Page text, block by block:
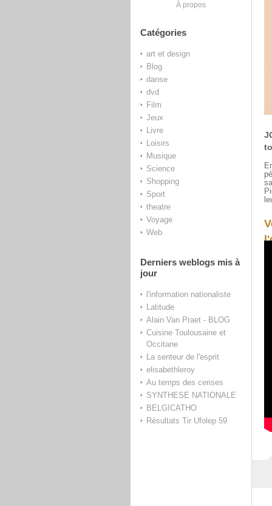
À propos
Catégories
art et design
Blog
danse
dvd
Film
Jeux
Livre
Loisirs
Musique
Science
Shopping
Sport
theatre
Voyage
Web
Derniers weblogs mis à
jour
l'information nationaliste
Latitude
Alain Van Praet - BLOG
Cuisine Toulousaine et
Occitane
La senteur de l'esprit
elisabethleroy
Au temps des cerises
SYNTHESE NATIONALE
BELGICATHO
Résultats Tir Ufolep 59